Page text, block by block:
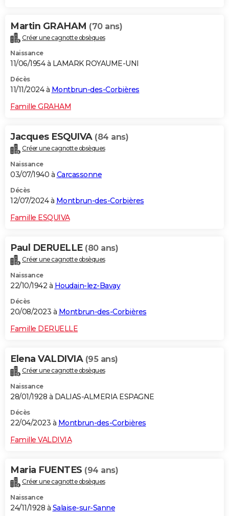
Martin GRAHAM (70 ans)
Créer une cagnotte obsèques
Naissance
11/06/1954 à LAMARK ROYAUME-UNI
Décès
11/11/2024 à Montbrun-des-Corbières
Famille GRAHAM
Jacques ESQUIVA (84 ans)
Créer une cagnotte obsèques
Naissance
03/07/1940 à Carcassonne
Décès
12/07/2024 à Montbrun-des-Corbières
Famille ESQUIVA
Paul DERUELLE (80 ans)
Créer une cagnotte obsèques
Naissance
22/10/1942 à Houdain-lez-Bavay
Décès
20/08/2023 à Montbrun-des-Corbières
Famille DERUELLE
Elena VALDIVIA (95 ans)
Créer une cagnotte obsèques
Naissance
28/01/1928 à DALIAS-ALMERIA ESPAGNE
Décès
22/04/2023 à Montbrun-des-Corbières
Famille VALDIVIA
Maria FUENTES (94 ans)
Créer une cagnotte obsèques
Naissance
24/11/1928 à Salaise-sur-Sanne